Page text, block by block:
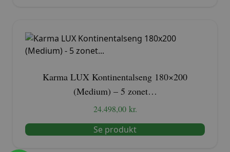
Karma LUX Kontinentalseng 180×200
(Medium) – 5 zonet…
24.498,00 kr.
Se produkt